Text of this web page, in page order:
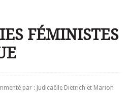
FÉMINISTES
par : Judicaëlle Dietrich et Marion